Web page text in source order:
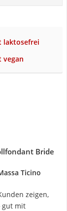
laktosefrei
vegan
Bride
Ticino
zeigen,
gut mit